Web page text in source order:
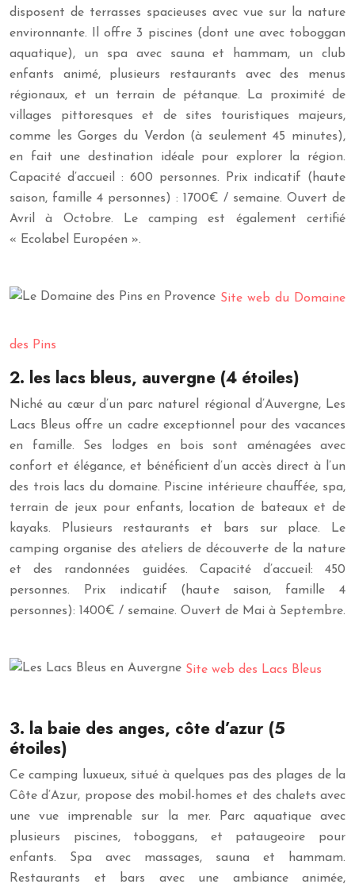
disposent de terrasses spacieuses avec vue sur la nature
environnante. Il offre 3 piscines (dont une avec toboggan
aquatique), un spa avec sauna et hammam, un club
enfants animé, plusieurs restaurants avec des menus
régionaux, et un terrain de pétanque. La proximité de
villages pittoresques et de sites touristiques majeurs,
comme les Gorges du Verdon (à seulement 45 minutes),
en fait une destination idéale pour explorer la région.
Capacité d’accueil : 600 personnes. Prix indicatif (haute
saison, famille 4 personnes) : 1700€ / semaine. Ouvert de
Avril à Octobre. Le camping est également certifié
« Ecolabel Européen ».
Site web du Domaine
des Pins
2. les lacs bleus, auvergne (4 étoiles)
Niché au cœur d’un parc naturel régional d’Auvergne, Les
Lacs Bleus offre un cadre exceptionnel pour des vacances
en famille. Ses lodges en bois sont aménagées avec
confort et élégance, et bénéficient d’un accès direct à l’un
des trois lacs du domaine. Piscine intérieure chauffée, spa,
terrain de jeux pour enfants, location de bateaux et de
kayaks. Plusieurs restaurants et bars sur place. Le
camping organise des ateliers de découverte de la nature
et des randonnées guidées. Capacité d’accueil: 450
personnes. Prix indicatif (haute saison, famille 4
personnes): 1400€ / semaine. Ouvert de Mai à Septembre.
Site web des Lacs Bleus
3. la baie des anges, côte d’azur (5
étoiles)
Ce camping luxueux, situé à quelques pas des plages de la
Côte d’Azur, propose des mobil-homes et des chalets avec
une vue imprenable sur la mer. Parc aquatique avec
plusieurs piscines, toboggans, et pataugeoire pour
enfants. Spa avec massages, sauna et hammam.
Restaurants et bars avec une ambiance animée,